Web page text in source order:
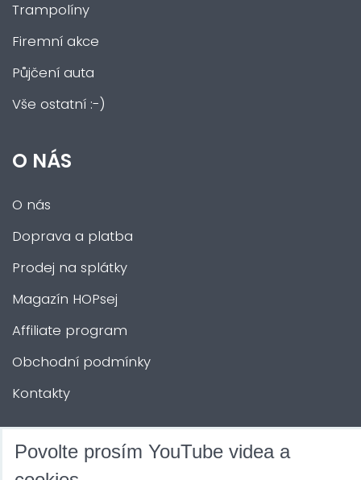
Trampolíny
Firemní akce
Půjčení auta
Vše ostatní :-)
O NÁS
O nás
Doprava a platba
Prodej na splátky
Magazín HOPsej
Affiliate program
Obchodní podmínky
Kontakty
DALŠÍ SLUŽBY
Povolte prosím YouTube videa a